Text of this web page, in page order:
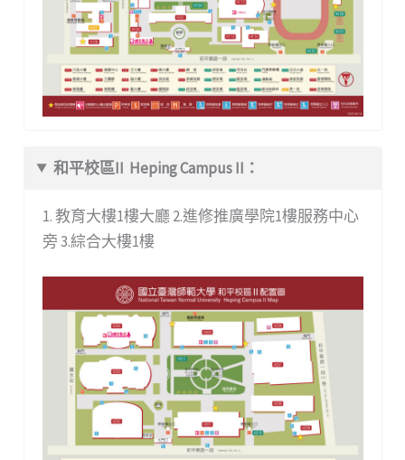
和平校區II Heping Campus II：
1. 教育大樓1樓大廳 2.進修推廣學院1樓服務中心
旁 3.綜合大樓1樓